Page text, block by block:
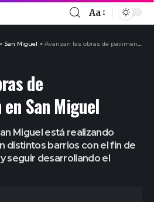
Aa
> San Miguel > Avanzan las obras de pavimentación en San Miguel
de
San Miguel
Miguel está realizando
distintos barrios con el fin de
seguir desarrollando el